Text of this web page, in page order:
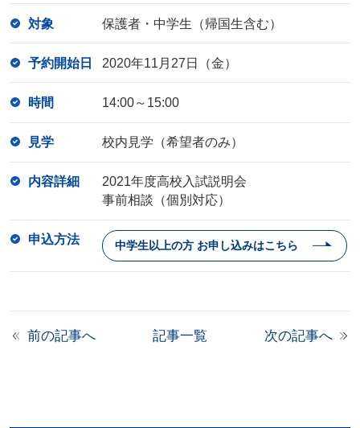
対象 保護者・中学生（帰国生含む）
予約開始日 2020年11月27日（金）
時間 14:00～15:00
見学 校内見学（希望者のみ）
内容詳細
2021年度高校入試説明会
事前相談（個別対応）
申込方法 中学生以上の方 お申し込みはこちら
前の記事へ 記事一覧 次の記事へ